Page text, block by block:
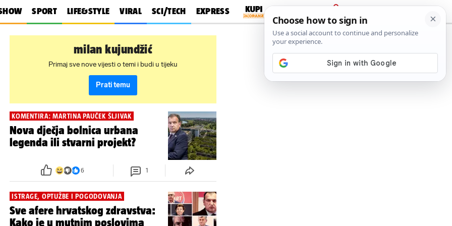
SPORT LIFE&STYLE VIRAL SCI/TECH EXPRESS
PRIJAVA
milan kujundžić
Primaj sve nove vijesti o temi i budi u tijeku
Prati temu